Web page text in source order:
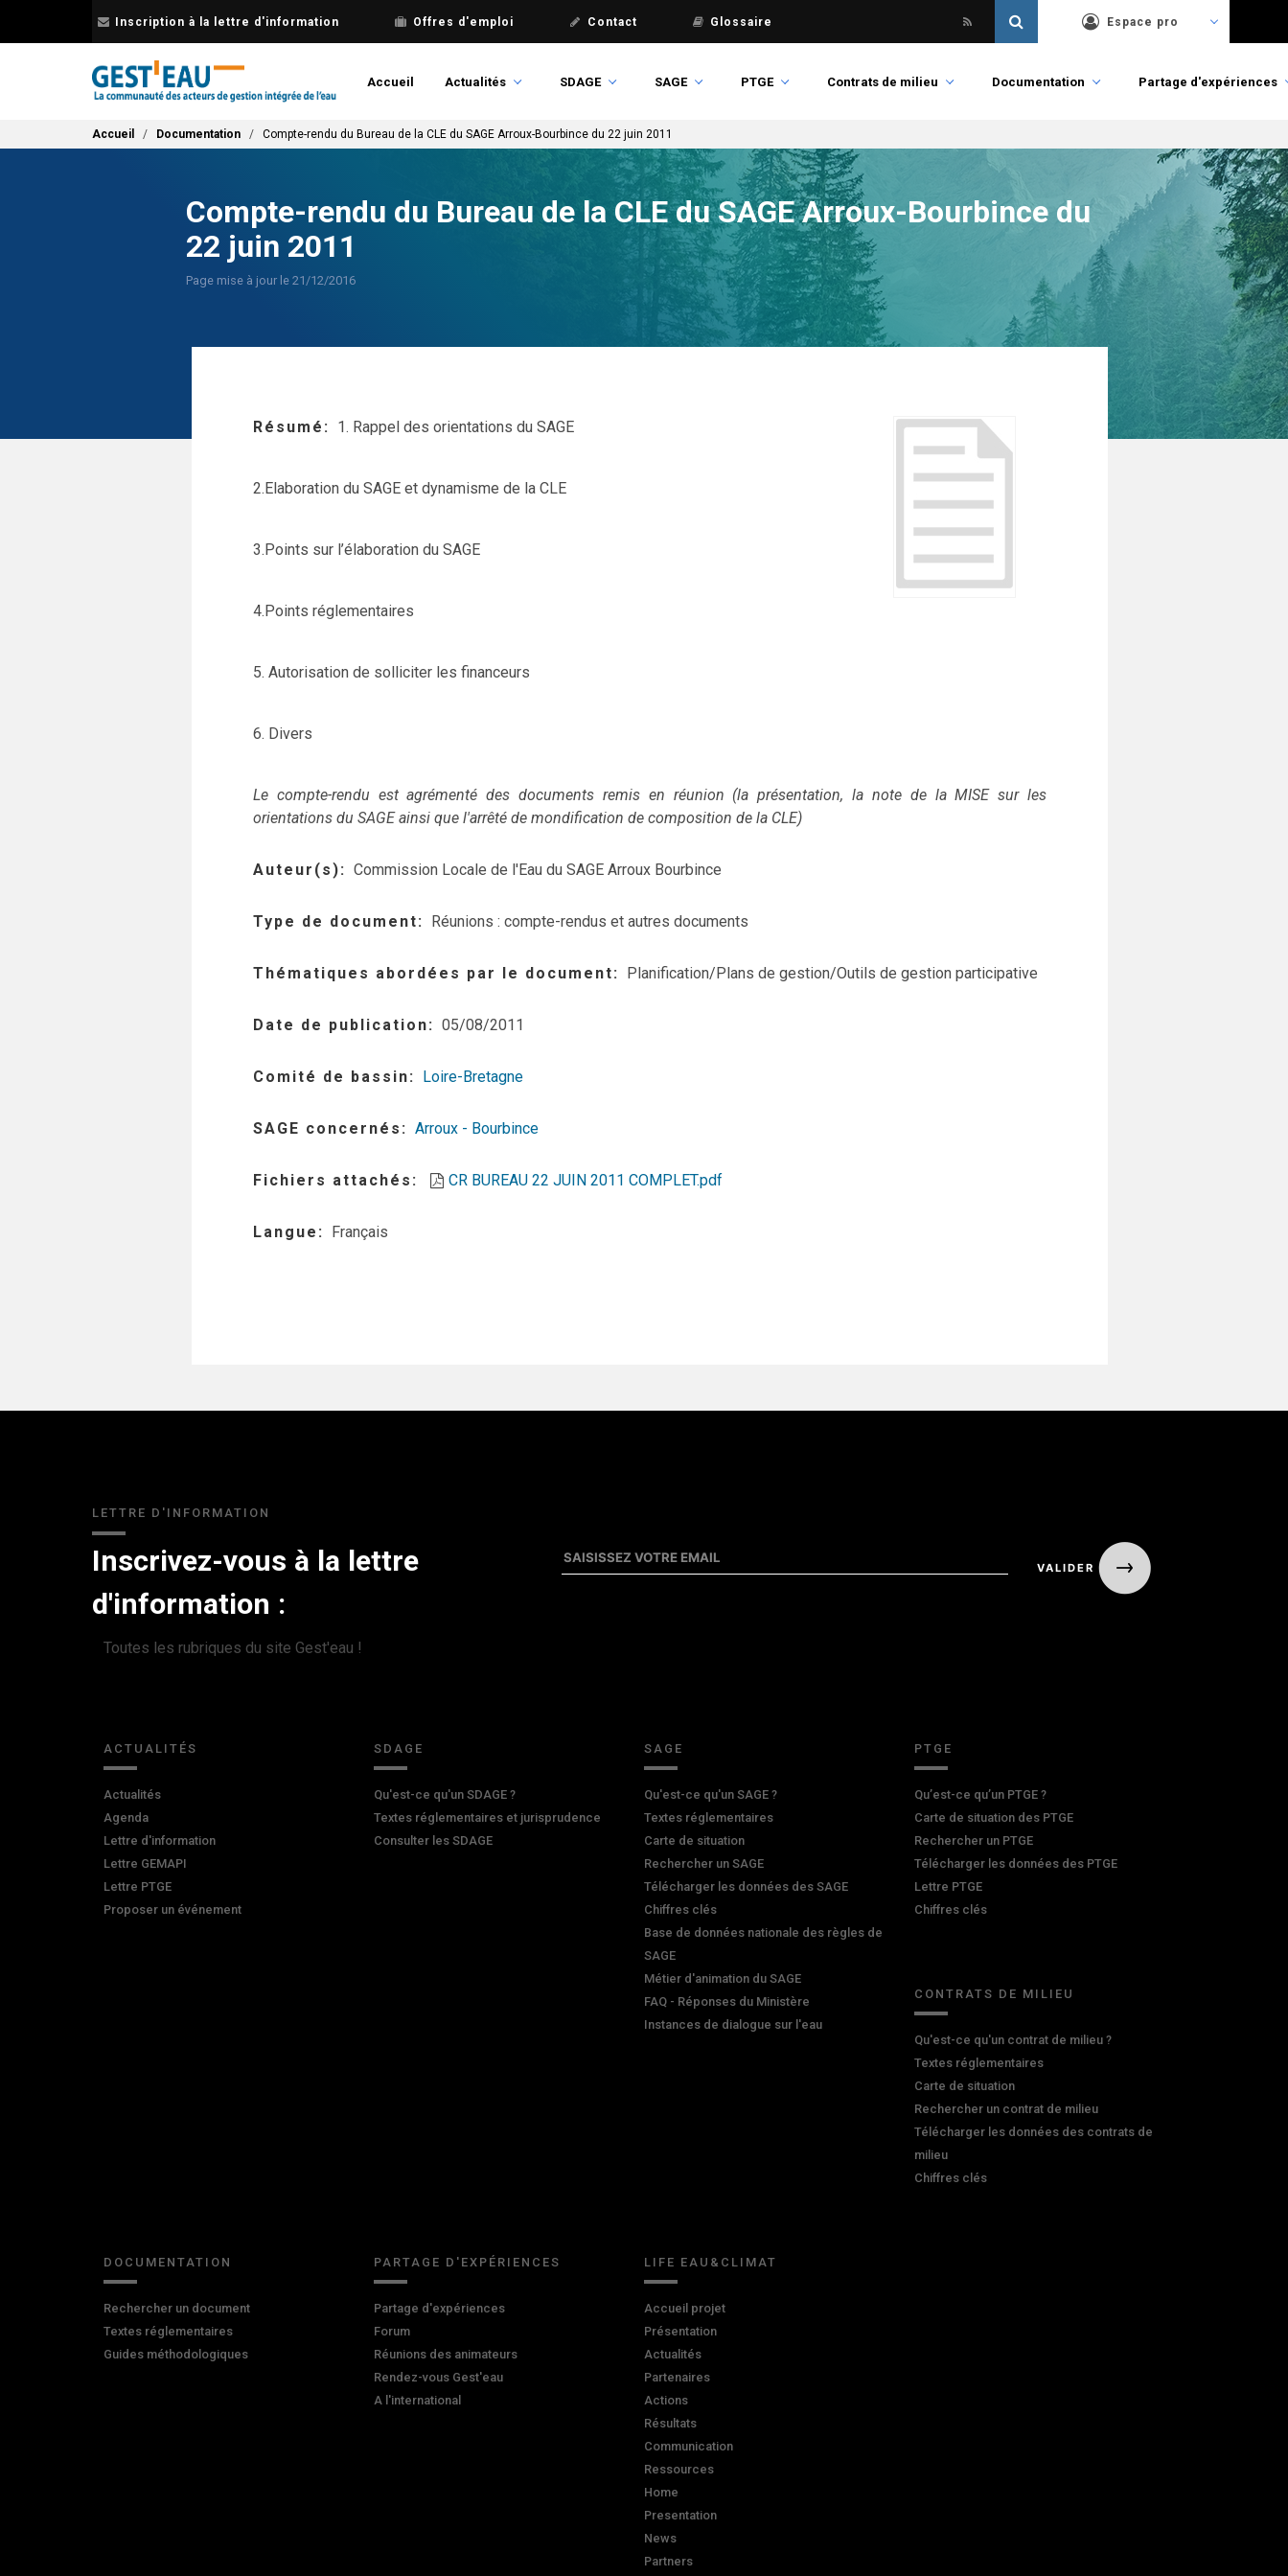
Inscription à la lettre d'information Offres d'emploi Contact Glossaire Espace pro
Accueil Actualités SDAGE SAGE PTGE Contrats de milieu Documentation Partage d'expériences
Fil d'Ariane
Accueil Documentation Compte-rendu du Bureau de la CLE du SAGE Arroux-Bourbince du 22 juin 2011
Compte-rendu du Bureau de la CLE du SAGE Arroux-Bourbince du
22 juin 2011
Page mise à jour le 21/12/2016
Résumé 1. Rappel des orientations du SAGE
2.Elaboration du SAGE et dynamisme de la CLE
3.Points sur l’élaboration du SAGE
4.Points réglementaires
5. Autorisation de solliciter les financeurs
6. Divers
Le compte-rendu est agrémenté des documents remis en réunion (la présentation, la note de la MISE sur les
orientations du SAGE ainsi que l'arrêté de mondification de composition de la CLE)
Auteur(s) Commission Locale de l'Eau du SAGE Arroux Bourbince
Type de document Réunions : compte-rendus et autres documents
Thématiques abordées par le document Planification/Plans de gestion/Outils de gestion participative
Date de publication 05/08/2011
Comité de bassin Loire-Bretagne
SAGE concernés Arroux - Bourbince
Fichiers attachés CR BUREAU 22 JUIN 2011 COMPLET.pdf
Langue Français
LETTRE D'INFORMATION
Inscrivez-vous à la lettre
d'information :
Toutes les rubriques du site Gest'eau !
ACTUALITÉS
Actualités
Agenda
Lettre d'information
Lettre GEMAPI
Lettre PTGE
Proposer un événement
SDAGE
Qu'est-ce qu'un SDAGE ?
Textes réglementaires et jurisprudence
Consulter les SDAGE
SAGE
Qu'est-ce qu'un SAGE ?
Textes réglementaires
Carte de situation
Rechercher un SAGE
Télécharger les données des SAGE
Chiffres clés
Base de données nationale des règles de
SAGE
Métier d'animation du SAGE
FAQ - Réponses du Ministère
Instances de dialogue sur l'eau
PTGE
Qu’est-ce qu’un PTGE ?
Carte de situation des PTGE
Rechercher un PTGE
Télécharger les données des PTGE
Lettre PTGE
Chiffres clés
CONTRATS DE MILIEU
Qu'est-ce qu'un contrat de milieu ?
Textes réglementaires
Carte de situation
Rechercher un contrat de milieu
Télécharger les données des contrats de
milieu
Chiffres clés
DOCUMENTATION
Rechercher un document
Textes réglementaires
Guides méthodologiques
PARTAGE D'EXPÉRIENCES
Partage d'expériences
Forum
Réunions des animateurs
Rendez-vous Gest'eau
A l'international
LIFE EAU&CLIMAT
Accueil projet
Présentation
Actualités
Partenaires
Actions
Résultats
Communication
Ressources
Home
Presentation
News
Partners